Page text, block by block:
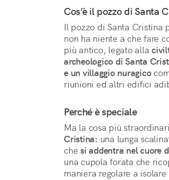
Cos’è il pozzo di Santa
Il pozzo di Santa Cristina
non ha niente a che fare
più antico, legato alla
archeologico di Santa
e un villaggio nuragico
riunioni ed altri edifici
Perché è speciale
Ma la cosa più
Cristina: una lunga
che si addentra nel cuore
una cupola forata che
maniera regolare a